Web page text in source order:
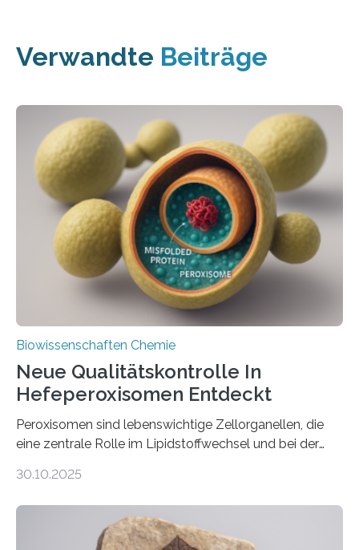
Verwandte Beiträge
Biowissenschaften Chemie
Neue Qualitätskontrolle In
Hefeperoxisomen Entdeckt
Peroxisomen sind lebenswichtige Zellorganellen, die
eine zentrale Rolle im Lipidstoffwechsel und bei der
erfüllen können, müssen zahlreiche Enzyme präzise in
der Ruhr-Universität Bochum um Prof. Dr. Ralf Erdmann
und Dr. Ismaila Francis Yusuf hat nun einen bislang
30.10.2025